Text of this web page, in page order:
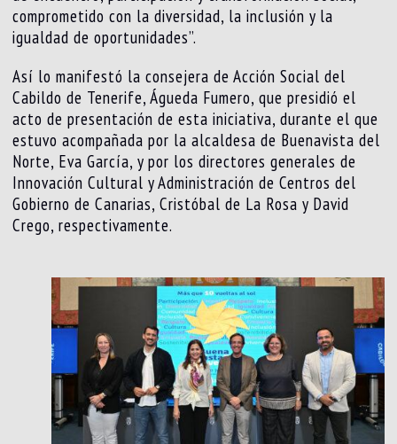
comprometido con la diversidad, la inclusión y la
igualdad de oportunidades”.
Así lo manifestó la consejera de Acción Social del
Cabildo de Tenerife, Águeda Fumero, que presidió el
acto de presentación de esta iniciativa, durante el que
estuvo acompañada por la alcaldesa de Buenavista del
Norte, Eva García, y por los directores generales de
Innovación Cultural y Administración de Centros del
Gobierno de Canarias, Cristóbal de La Rosa y David
Crego, respectivamente.